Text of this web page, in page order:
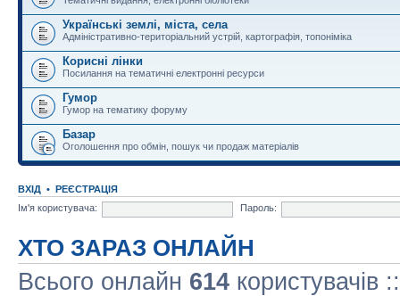
Українські землі, міста, села
Адміністративно-територіальний устрій, картографія, топоніміка
Корисні лінки
Посилання на тематичні електронні ресурси
Гумор
Гумор на тематику форуму
Базар
Оголошення про обмін, пошук чи продаж матеріалів
ВХІД • РЕЄСТРАЦІЯ
Ім'я користувача:
Пароль:
ХТО ЗАРАЗ ОНЛАЙН
Всього онлайн 614 користувачів